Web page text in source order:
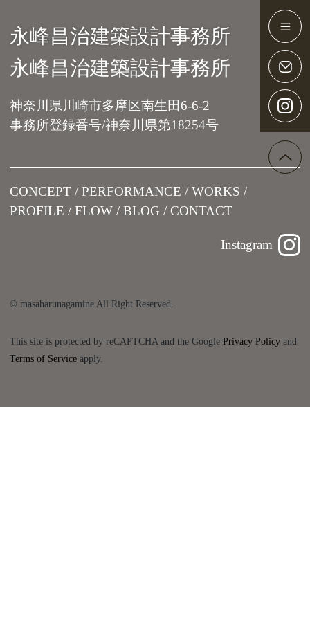
Main Navigation
永峰昌治建築設計事務所
永峰昌治建築設計事務所
神奈川県川崎市多摩区南生田6-6-2
事務所登録番号/神奈川県第18254号
CONCEPT PERFORMANCE
WORKS
PROFILE
FLOW BLOG CONTACT
Instagram
© masaharunagamine All Right Reserved.
This site is protected by reCAPTCHA and the GooglePrivacy Policy and
Terms of Service apply.